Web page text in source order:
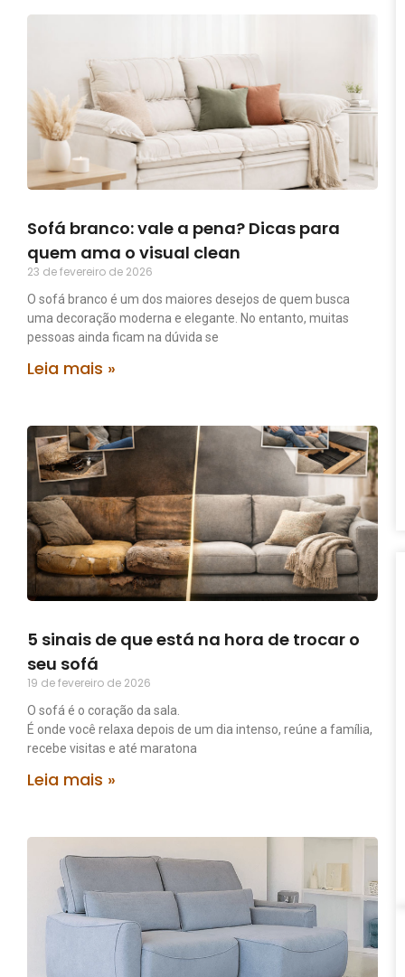
Sofá branco: vale a pena? Dicas para
quem ama o visual clean
23 de fevereiro de 2026
O sofá branco é um dos maiores desejos de quem busca
uma decoração moderna e elegante. No entanto, muitas
pessoas ainda ficam na dúvida se
Leia mais »
5 sinais de que está na hora de trocar o
seu sofá
19 de fevereiro de 2026
O sofá é o coração da sala.
É onde você relaxa depois de um dia intenso, reúne a família,
recebe visitas e até maratona
Leia mais »